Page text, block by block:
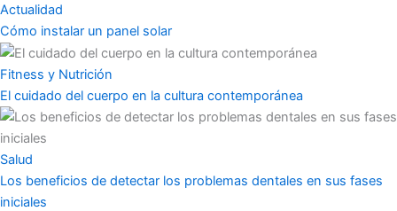
Actualidad
Cómo instalar un panel solar
Fitness y Nutrición
El cuidado del cuerpo en la cultura contemporánea
Salud
Los beneficios de detectar los problemas dentales en sus fases
iniciales